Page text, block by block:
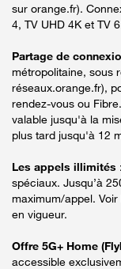
sur orange.fr).
4, TV UHD 4K et TV
Partage de
métropolitaine, sous
réseaux.orange.fr),
rendez-vous ou
valable jusqu'à la
plus tard jusqu'à 12
Les appels illimités
spéciaux. Jusqu’à
maximum/appel.
en vigueur.
Offre 5G+ Home
accessible